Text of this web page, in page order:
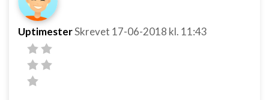
UptimesterSkrevet 17-06-2018 kl. 11:43